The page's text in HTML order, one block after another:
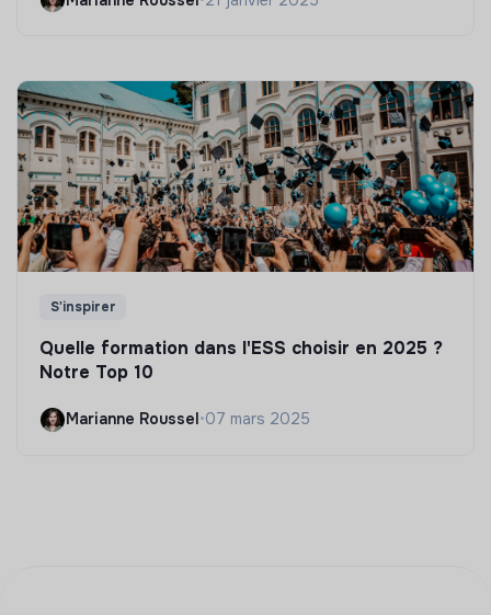
S'inspirer
Quelle formation dans l'ESS choisir en 2025 ?
Notre Top 10
Marianne Roussel •07 mars 2025